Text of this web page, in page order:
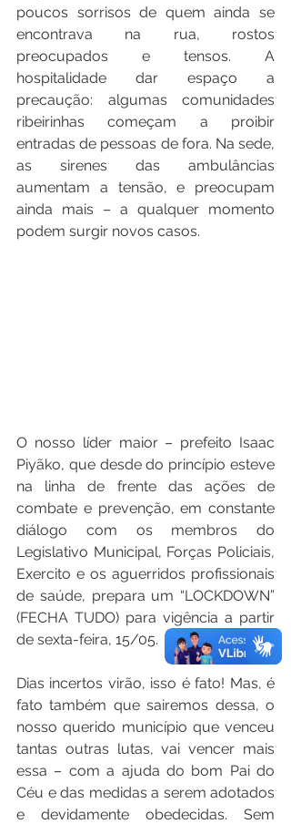
poucos sorrisos de quem ainda se
encontrava na rua, rostos
preocupados e tensos. A
hospitalidade dar espaço a
precaução: algumas comunidades
ribeirinhas começam a proibir
entradas de pessoas de fora. Na sede,
as sirenes das ambulâncias
aumentam a tensão, e preocupam
ainda mais – a qualquer momento
podem surgir novos casos.
O nosso líder maior – prefeito Isaac
Piyãko, que desde do princípio esteve
na linha de frente das ações de
combate e prevenção, em constante
diálogo com os membros do
Legislativo Municipal, Forças Policiais,
Exercito e os aguerridos profissionais
de saúde, prepara um “LOCKDOWN”
(FECHA TUDO) para vigência a partir
de sexta-feira, 15/05.
Dias incertos virão, isso é fato! Mas, é
fato também que sairemos dessa, o
nosso querido município que venceu
tantas outras lutas, vai vencer mais
essa – com a ajuda do bom Pai do
Céu e das medidas a serem adotados
e devidamente obedecidas. Sem